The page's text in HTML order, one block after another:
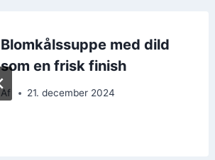
Blomkålssuppe med dild
som en frisk finish
Af 21. december 2024